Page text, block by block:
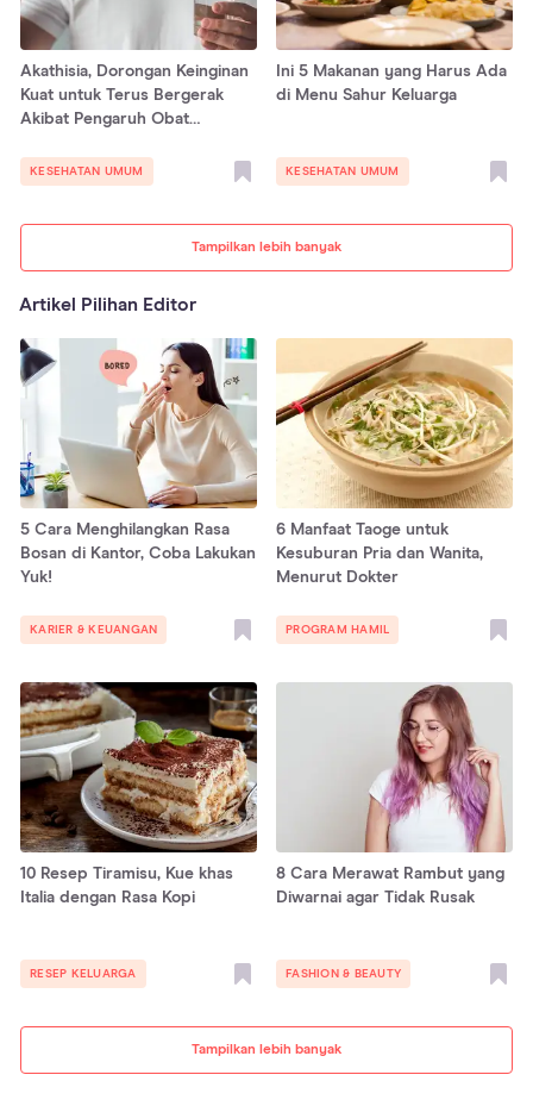
Tampilkan lebih banyak
Akathisia, Dorongan Keinginan
Kuat untuk Terus Bergerak
Akibat Pengaruh Obat
KESEHATAN UMUM
Ini 5 Makanan yang Harus Ada
di Menu Sahur Keluarga
KESEHATAN UMUM
Artikel Pilihan Editor
Tampilkan lebih banyak
5 Cara Menghilangkan Rasa
Bosan di Kantor, Coba Lakukan
Yuk!
KARIER & KEUANGAN
6 Manfaat Taoge untuk
Kesuburan Pria dan Wanita,
Menurut Dokter
PROGRAM HAMIL
10 Resep Tiramisu, Kue khas
Italia dengan Rasa Kopi
RESEP KELUARGA
8 Cara Merawat Rambut yang
Diwarnai agar Tidak Rusak
FASHION & BEAUTY